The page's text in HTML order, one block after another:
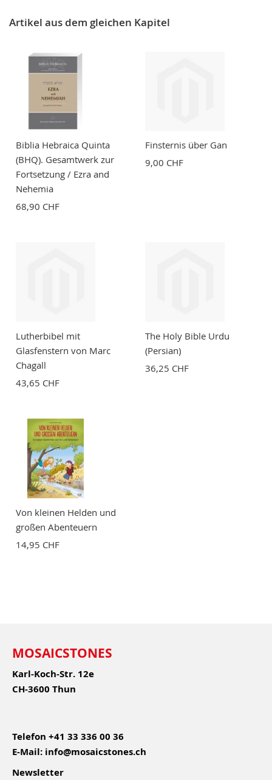
Nickname
Zusammenfassung
Bewertung
Artikel aus dem gleichen Kapitel
Biblia Hebraica Quinta
(BHQ). Gesamtwerk zur
Fortsetzung / Ezra and
Nehemia
68,90 CHF
Finsternis über Gan
9,00 CHF
Lutherbibel mit
Glasfenstern von Marc
Chagall
43,65 CHF
The Holy Bible Urdu
(Persian)
36,25 CHF
Von kleinen Helden und
großen Abenteuern
14,95 CHF
MOSAICSTONES
Karl-Koch-Str. 12e
CH-3600 Thun
Telefon +41 33 336 00 36
E-Mail: info@mosaicstones.ch
Newsletter